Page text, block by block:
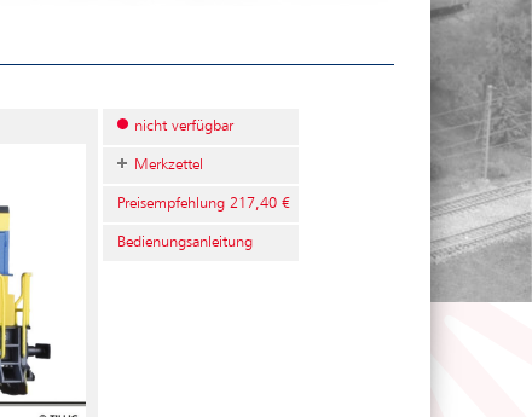
nicht verfügbar
Merkzettel
Preisempfehlung 217,40 €
Bedienungsanleitung